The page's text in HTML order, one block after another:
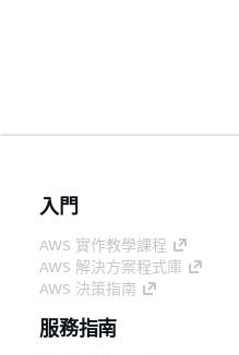
入門
AWS 實作教學課程
AWS 解決方案程式庫
AWS 決策指南
服務指南